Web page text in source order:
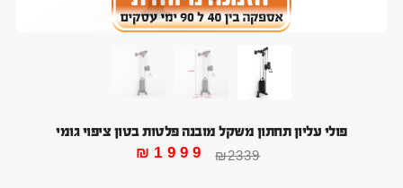
פולי עליון תחתון משקל מובנה פלטות בטון ציפוי גומי
₪2339
₪ 1999